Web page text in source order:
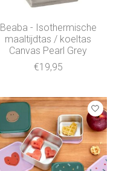
Beaba - Isothermische
maaltijdtas / koeltas
Canvas Pearl Grey
€19,95